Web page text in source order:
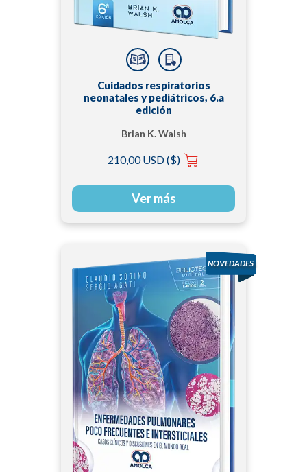
Cuidados respiratorios
neonatales y pediátricos, 6.a
edición
Brian K. Walsh
210,00 USD ($)
Ver más